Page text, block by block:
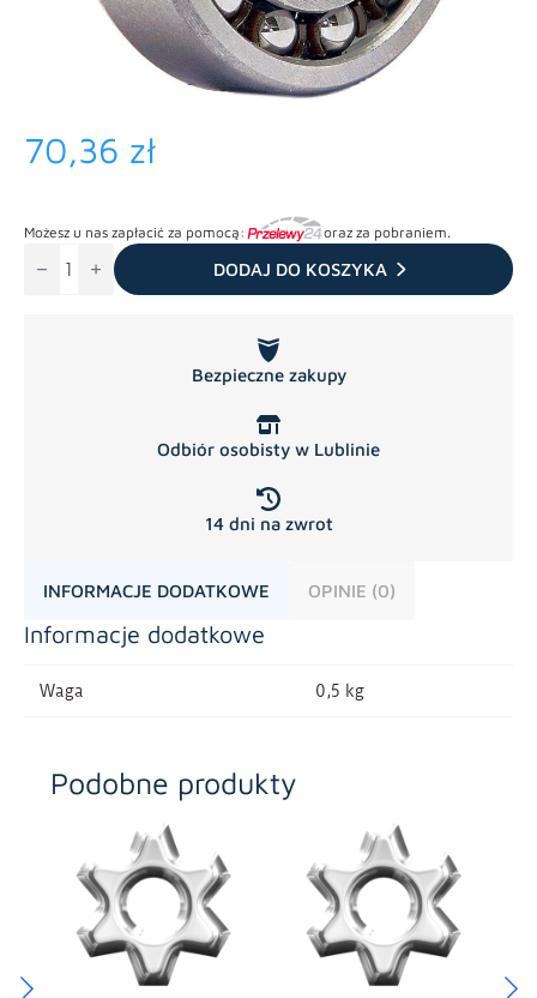
70,36 zł
Możesz u nas zapłacić za pomocą: oraz za pobraniem.
Łożysko
silnika
DODAJ DO KOSZYKA
Bezpieczne zakupy
Odbiór osobisty w Lublinie
14 dni na zwrot
INFORMACJE DODATKOWE OPINIE (0)
Informacje dodatkowe
Waga 0,5 kg
Podobne produkty